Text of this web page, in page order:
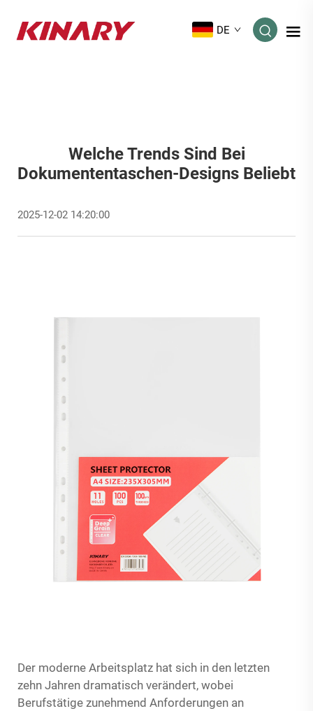
DE
Welche Trends Sind Bei
Dokumententaschen-Designs Beliebt
2025-12-02 14:20:00
Der moderne Arbeitsplatz hat sich in den letzten
zehn Jahren dramatisch verändert, wobei
Berufstätige zunehmend Anforderungen an